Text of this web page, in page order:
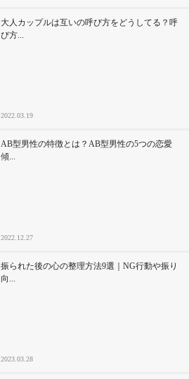
大人カップルは互いの呼び方をどうしてる？呼
び方...
2022.03.19
AB型男性の特徴とは？AB型男性の5つの恋愛
傾...
2022.12.27
振られた後の心の整理方法9選｜NG行動や振り
向...
2023.03.28